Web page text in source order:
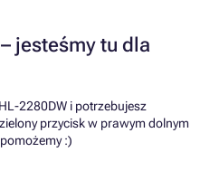
jesteśmy tu dla
2280DW i potrzebujesz
przycisk w prawym dolnym
:)